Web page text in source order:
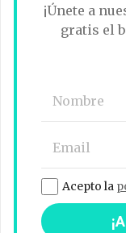
¡Únete a
gratis el
Acepto la